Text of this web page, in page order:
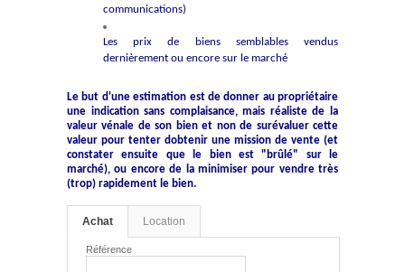
communications)
Les prix de biens semblables vendus
dernièrement ou encore sur le marché
Le but d'une estimation est de donner au propriétaire
une indication sans complaisance, mais réaliste de la
valeur vénale de son bien et non de surévaluer cette
valeur pour tenter dobtenir une mission de vente (et
constater ensuite que le bien est "brûlé" sur le
marché), ou encore de la minimiser pour vendre très
(trop) rapidement le bien.
Achat Location
Référence